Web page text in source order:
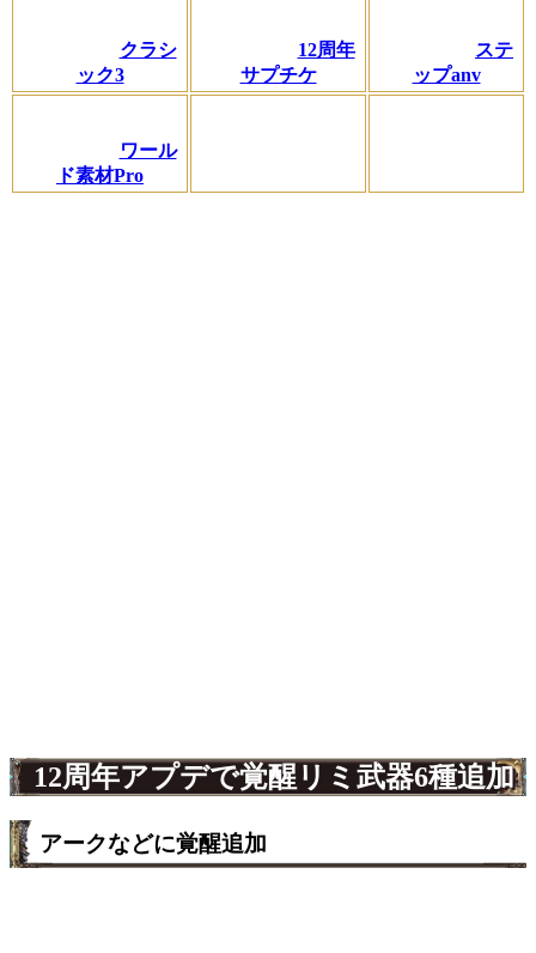
クラシ
ック3
12周年
サプチケ
ステ
ップanv
ワール
ド素材Pro
12周年アプデで覚醒リミ武器6種追加
アークなどに覚醒追加